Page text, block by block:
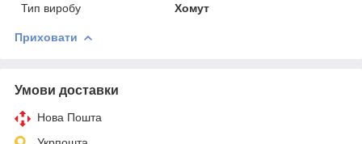
Тип виробу
Хомут
Приховати
Умови доставки
Нова Пошта